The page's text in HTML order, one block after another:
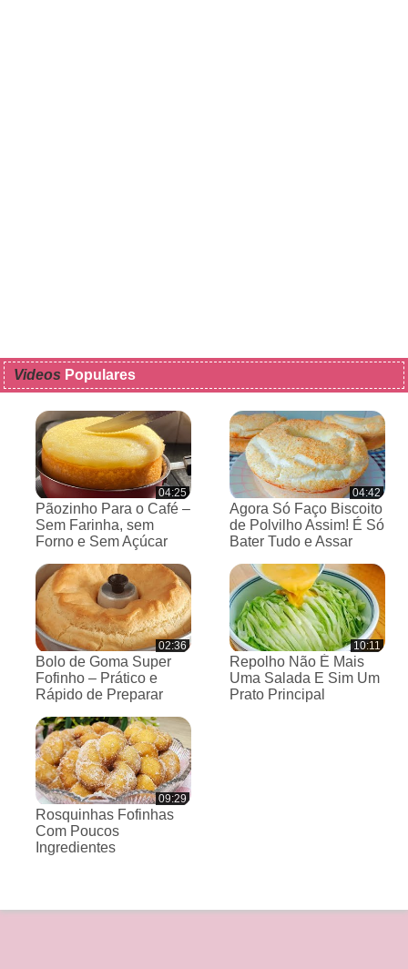
Videos Populares
04:25
Pãozinho Para o Café –
Sem Farinha, sem
Forno e Sem Açúcar
04:42
Agora Só Faço Biscoito
de Polvilho Assim! É Só
Bater Tudo e Assar
02:36
Bolo de Goma Super
Fofinho – Prático e
Rápido de Preparar
10:11
Repolho Não É Mais
Uma Salada E Sim Um
Prato Principal
09:29
Rosquinhas Fofinhas
Com Poucos
Ingredientes